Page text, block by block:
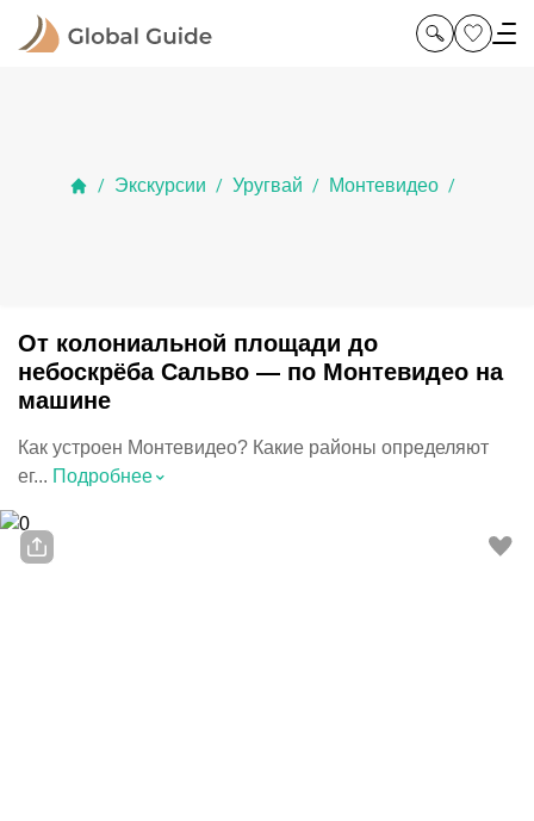
/ Экскурсии / Уругвай / Монтевидео /
От колониальной площади до
небоскрёба Сальво — по Монтевидео на
машине
Как устроен Монтевидео? Какие районы определяют
ег... Подробнее⌃